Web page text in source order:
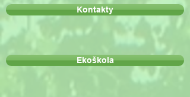
Kontakty
Ekoškola